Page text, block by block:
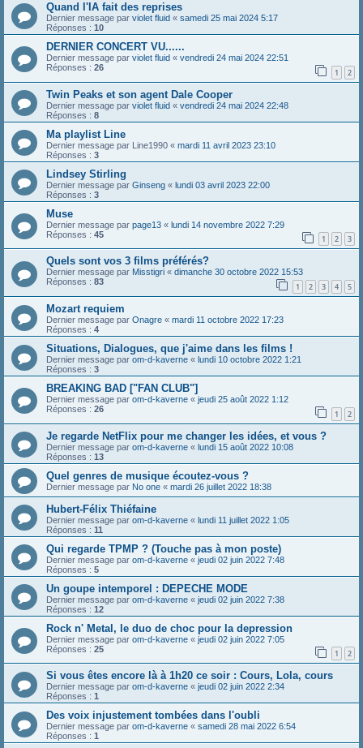
Quand l'IA fait des reprises
Dernier message par violet fluid « samedi 25 mai 2024 5:17
Réponses : 10
DERNIER CONCERT VU......
Dernier message par violet fluid « vendredi 24 mai 2024 22:51
Réponses : 26 1 2
Twin Peaks et son agent Dale Cooper
Dernier message par violet fluid « vendredi 24 mai 2024 22:48
Réponses : 8
Ma playlist Line
Dernier message par Line1990 « mardi 11 avril 2023 23:10
Réponses : 3
Lindsey Stirling
Dernier message par Ginseng « lundi 03 avril 2023 22:00
Réponses : 3
Muse
Dernier message par page13 « lundi 14 novembre 2022 7:29
Réponses : 45 1 2 3
Quels sont vos 3 films préférés?
Dernier message par Misstigri « dimanche 30 octobre 2022 15:53
Réponses : 83 1 2 3 4 5
Mozart requiem
Dernier message par Onagre « mardi 11 octobre 2022 17:23
Réponses : 4
Situations, Dialogues, que j'aime dans les films !
Dernier message par om-d-kaverne « lundi 10 octobre 2022 1:21
Réponses : 3
BREAKING BAD ["FAN CLUB"]
Dernier message par om-d-kaverne « jeudi 25 août 2022 1:12
Réponses : 26 1 2
Je regarde NetFlix pour me changer les idées, et vous ?
Dernier message par om-d-kaverne « lundi 15 août 2022 10:08
Réponses : 13
Quel genres de musique écoutez-vous ?
Dernier message par No one « mardi 26 juillet 2022 18:38
Hubert-Félix Thiéfaine
Dernier message par om-d-kaverne « lundi 11 juillet 2022 1:05
Réponses : 11
Qui regarde TPMP ? (Touche pas à mon poste)
Dernier message par om-d-kaverne « jeudi 02 juin 2022 7:48
Réponses : 5
Un goupe intemporel : DEPECHE MODE
Dernier message par om-d-kaverne « jeudi 02 juin 2022 7:38
Réponses : 12
Rock n' Metal, le duo de choc pour la depression
Dernier message par om-d-kaverne « jeudi 02 juin 2022 7:05
Réponses : 25 1 2
Si vous êtes encore là à 1h20 ce soir : Cours, Lola, cours
Dernier message par om-d-kaverne « jeudi 02 juin 2022 2:34
Réponses : 1
Des voix injustement tombées dans l'oubli
Dernier message par om-d-kaverne « samedi 28 mai 2022 6:54
Réponses : 1